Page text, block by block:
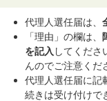
代理人選任届は、
「理由」の欄は、
を記入 してくださ
んのでご注意くだ
代理人選任届に記
続きは受け付けで